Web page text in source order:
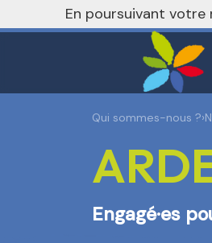
Qui sommes-nous ?›
Engagé·es
En poursuivant